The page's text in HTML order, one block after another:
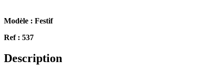
Modèle : Festif
Ref : 537
Description